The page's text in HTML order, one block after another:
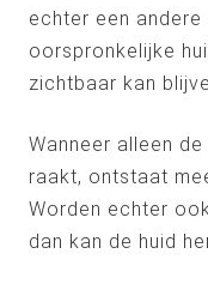
echter een
oorspronkelijke
zichtbaar kan
Wanneer alleen
raakt, ontstaat
Worden echter
dan kan de huid